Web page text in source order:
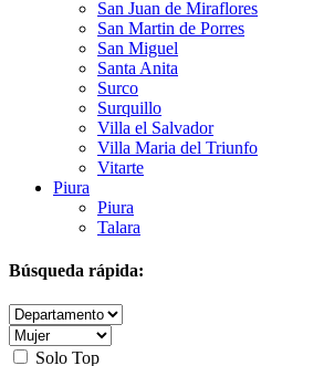
San Juan de Miraflores
San Martin de Porres
San Miguel
Santa Anita
Surco
Surquillo
Villa el Salvador
Villa Maria del Triunfo
Vitarte
Piura
Piura
Talara
Búsqueda rápida:
Solo Top